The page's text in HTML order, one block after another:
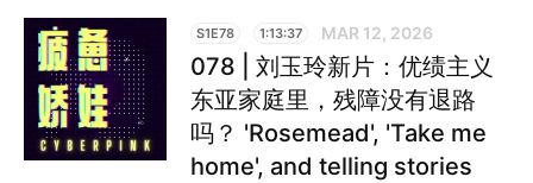
S1E78 1:13:37 MAR 12, 2026
078 | 刘玉玲新片：优绩主义
东亚家庭里，残障没有退路
吗？ 'Rosemead', 'Take me
home', and telling stories